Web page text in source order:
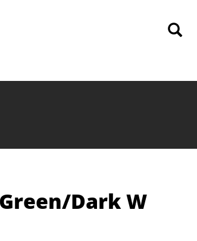
Dark W